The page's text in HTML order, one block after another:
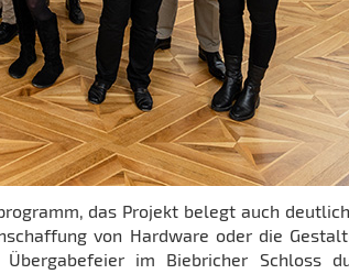
das Projekt belegt auch
von Hardware oder die
im Biebricher Schloss